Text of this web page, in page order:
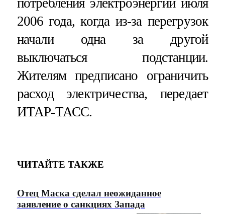
2006 года, когда из-за перегрузок
начали одна за другой
выключаться подстанции.
Жителям предписано ограничить
расход электричества, передает
ИТАР-ТАСС.
ЧИТАЙТЕ ТАКЖЕ
Отец Маска сделал неожиданное
заявление о санкциях Запада